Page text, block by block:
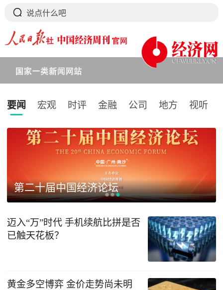
要闻 宏观 时评 金融 公司 地方 视听
下拉刷新
第二十届中国经济论坛
迈入“万”时代 手机续航比拼是否
已触天花板？
黄金多空博弈 金价走势尚未明